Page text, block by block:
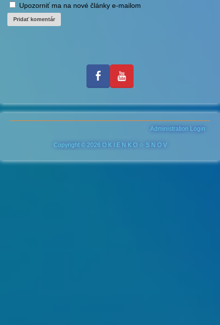
Upozorniť ma na nové články e-mailom
Administration Login
Copyright © 2026 O K I E N K O ☆ S N O V